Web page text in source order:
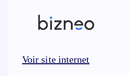
Voir site internet